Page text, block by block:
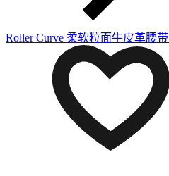
Roller Curve 柔软粒面牛皮革腰带